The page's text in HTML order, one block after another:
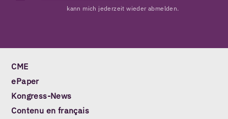
kann mich jederzeit wieder abmelden.
CME
ePaper
Kongress-News
Contenu en français